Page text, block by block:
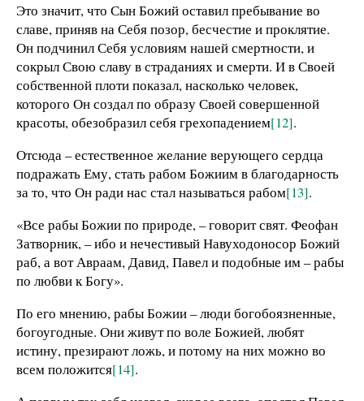
Это значит, что Сын Божий оставил пребывание во
славе, приняв на Себя позор, бесчестие и проклятие.
Он подчинил Себя условиям нашей смертности, и
сокрыл Свою славу в страданиях и смерти. И в Своей
собственной плоти показал, насколько человек,
которого Он создал по образу Своей совершенной
красоты, обезобразил себя грехопадением[12].
Отсюда – естественное желание верующего сердца
подражать Ему, стать рабом Божиим в благодарность
за то, что Он ради нас стал называться рабом[13].
«Все рабы Божии по природе, – говорит свят. Феофан
Затворник, – ибо и нечестивый Навуходоносор Божий
раб, а вот Авраам, Давид, Павел и подобные им – рабы
по любви к Богу».
По его мнению, рабы Божии – люди богобоязненные,
богоугодные. Они живут по воле Божией, любят
истину, презирают ложь, и потому на них можно во
всем положится[14].